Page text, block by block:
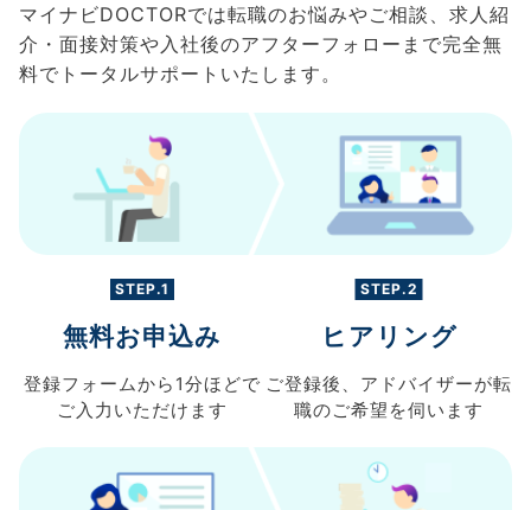
マイナビDOCTORでは転職のお悩みやご相談、求人紹
介・面接対策や入社後のアフターフォローまで完全無
料でトータルサポートいたします。
STEP.1
無料お申込み
登録フォームから 1分ほどで
ご入力 いただけます
STEP.2
ヒアリング
ご登録後、 アドバイザーが転
職のご希望を伺います